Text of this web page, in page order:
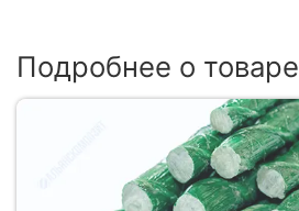
Подробнее о товаре